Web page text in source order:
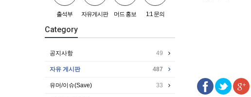
출석부 자유게시판 머드 홍보 1:1 문의
Category
공지사항 49
자유 게시판 487
유머/이슈(Save) 33